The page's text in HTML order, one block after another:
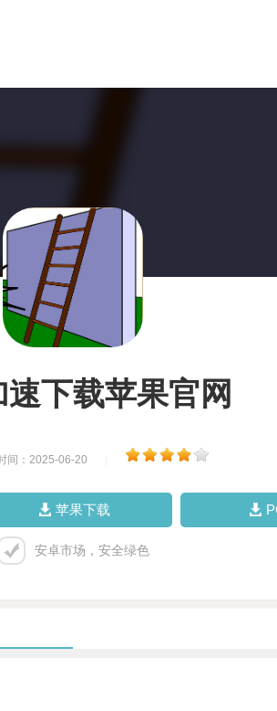
下载苹果官网
间：2025-06-20
苹果下载
安卓市场，安全绿色